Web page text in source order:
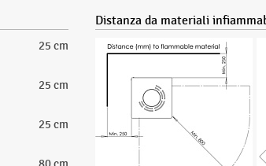
25 cm
25 cm
25 cm
Distanza da materiali